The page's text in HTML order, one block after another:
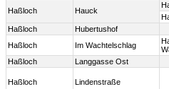
Haßloch Hauck
Haßloch
Hubertushof
Haßloch
Im Wachtelschlag
Haßloch
Langgasse Ost
Haßloch Lindenstraße